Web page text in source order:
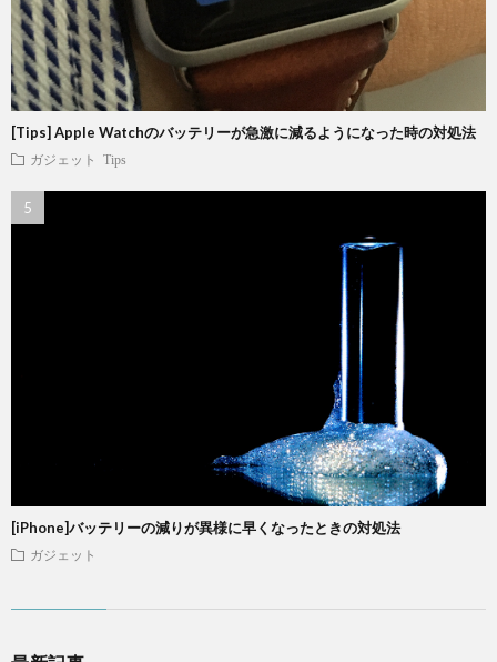
[Tips] Apple Watchのバッテリーが急激に減るようになった時の対処法
ガジェット Tips
[iPhone]バッテリーの減りが異様に早くなったときの対処法
ガジェット